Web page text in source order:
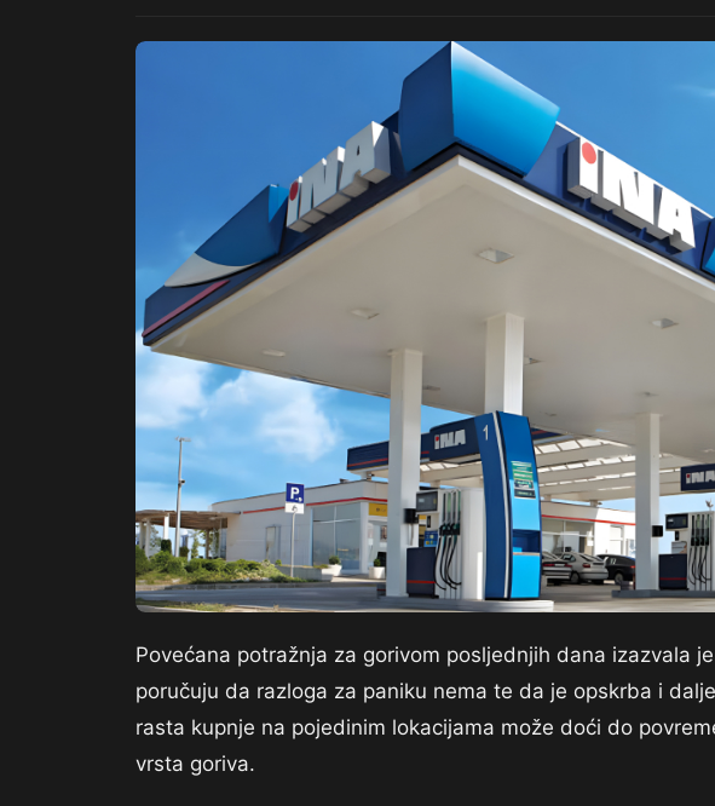
Povećana potražnja za gorivom posljednjih dana izazvala
poručuju da razloga za paniku nema te da je opskrba i
rasta kupnje na pojedinim lokacijama može doći do
vrsta goriva.